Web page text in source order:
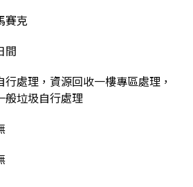
賽克
間
行處理，資源回收一樓專區處理，
般垃圾自行處理